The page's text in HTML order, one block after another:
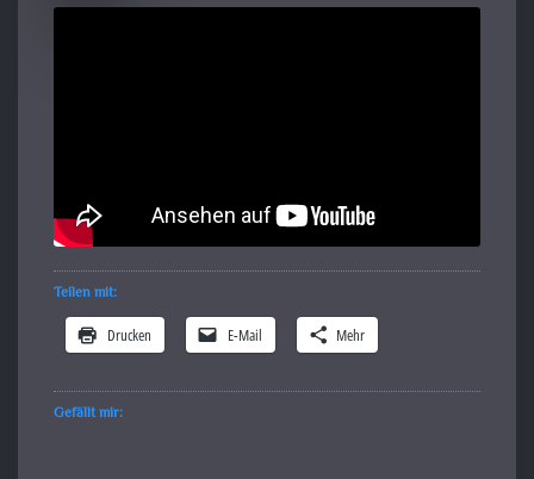
Teilen mit:
Drucken E-Mail Mehr
Gefällt mir: